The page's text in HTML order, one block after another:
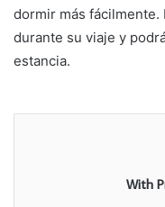
dormir más fácilmente.
durante su viaje y
estancia.
With